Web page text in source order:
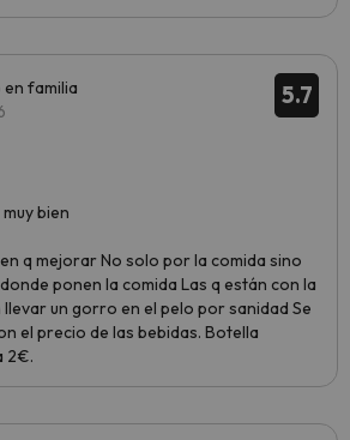
5.7
familia
bien
q mejorar No solo por la comida sino
ponen la comida Las q están con la
un gorro en el pelo por sanidad Se
el precio de las bebidas. Botella
2€.